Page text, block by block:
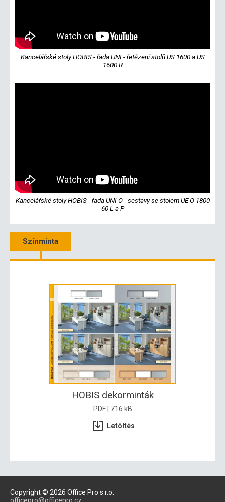
Kancelářské stoly HOBIS - řada UNI - řetězení stolů US 1600 a US
1600 R
Kancelářské stoly HOBIS - řada UNI O - sestavy se stolem UE O 1800
60 L a P
Színminta
HOBIS dekorminták
PDF | 716 kB
Letöltés
Copyright © 2026 Office Pro s r.o.